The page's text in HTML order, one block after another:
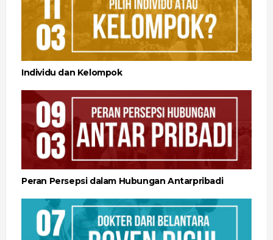
Individu dan Kelompok
Peran Persepsi dalam Hubungan Antarpribadi